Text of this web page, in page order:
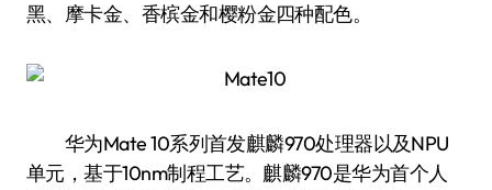
黑、摩卡金、香槟金和樱粉金四种配色。
华为Mate 10系列首发麒麟970处理器以及NPU
单元，基于10nm制程工艺。麒麟970是华为首个人